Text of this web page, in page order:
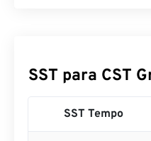
SST para CST
SST Tempo